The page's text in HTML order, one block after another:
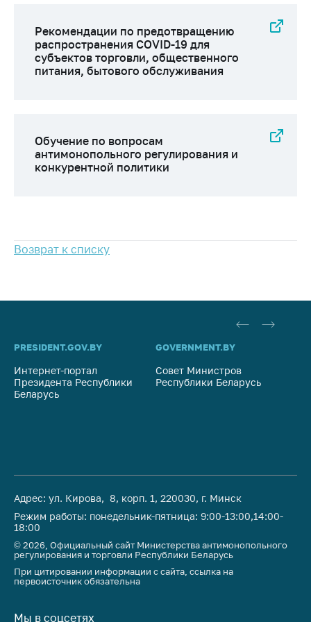
Общественное
обсуждение
проектов
Маркировка
ведения бизнеса
Рекомендации по
предотвращению
питания, бытового
вопросам
конкурентной
Рекомендации по предотвращению
распространения COVID-19 для
субъектов торговли, общественного
питания, бытового обслуживания
Обучение по вопросам
антимонопольного регулирования и
конкурентной политики
Возврат к списку
PRESIDENT.GOV.BY
Интернет-портал
Президента Республики
Беларусь
GOVERNMENT.BY
Совет Министров
Республики Беларусь
Адрес: ул. Кирова, 8, корп. 1, 220030, г. Минск
Режим работы: понедельник-пятница: 9:00-13:00,14:00-
18:00
© 2026, Официальный сайт Министерства антимонопольного
регулирования и торговли Республики Беларусь
При цитировании информации с сайта, ссылка на
первоисточник обязательна
Мы в соцсетях